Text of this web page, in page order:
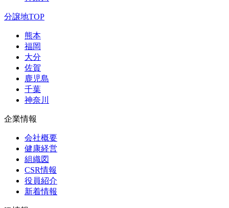
分譲地TOP
熊本
福岡
大分
佐賀
鹿児島
千葉
神奈川
企業情報
会社概要
健康経営
組織図
CSR情報
役員紹介
新着情報